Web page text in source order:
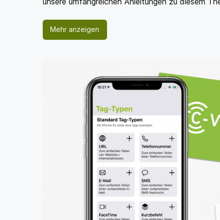
Mehr anzeigen